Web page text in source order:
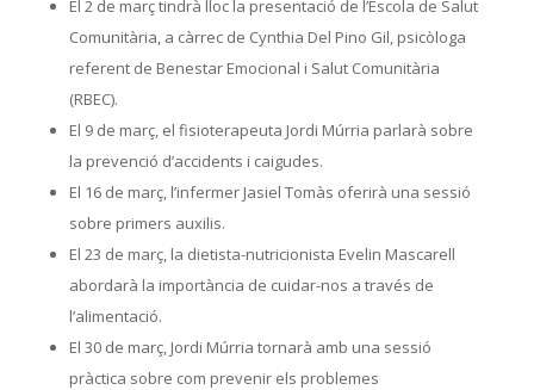
El 2 de març tindrà lloc la presentació de l’Escola de Salut
Comunitària, a càrrec de Cynthia Del Pino Gil, psicòloga
referent de Benestar Emocional i Salut Comunitària
(RBEC).
El 9 de març, el fisioterapeuta Jordi Múrria parlarà sobre
la prevenció d’accidents i caigudes.
El 16 de març, l’infermer Jasiel Tomàs oferirà una sessió
sobre primers auxilis.
El 23 de març, la dietista-nutricionista Evelin Mascarell
abordarà la importància de cuidar-nos a través de
l’alimentació.
El 30 de març, Jordi Múrria tornarà amb una sessió
pràctica sobre com prevenir els problemes